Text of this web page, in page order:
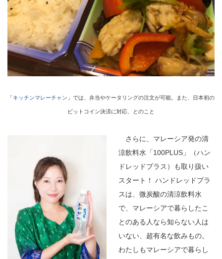
「 キッチンマレーチャン 」では、弁当やケータリングの注文が可能。また、日本初の
ビットコイン決済に対応、とのこと
さらに、マレーシア発の清
涼飲料水「100PLUS」（ハン
ドレッドプラス）も取り扱い
スタート！ ハンドレッドプラ
スは、微炭酸の清涼飲料水
で、マレーシアで暮らしたこ
とのある人なら知らない人は
いない、超有名な飲みもの。
わたしもマレーシアで暮らし